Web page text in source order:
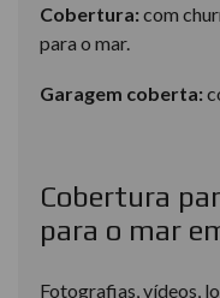
Cobertura:com
para o mar.
Garagem coberta:
Cobertura
para o mar
Fotografias, vídeos,